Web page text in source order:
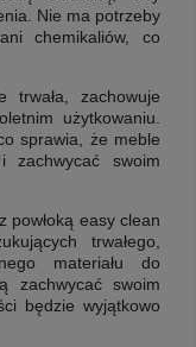
Nie ma potrzeby
chemikaliów, co
trwała, zachowuje
użytkowaniu.
sprawia, że meble
swoim
powłoką easy clean
trwałego,
materiału do
zachwycać swoim
będzie wyjątkowo